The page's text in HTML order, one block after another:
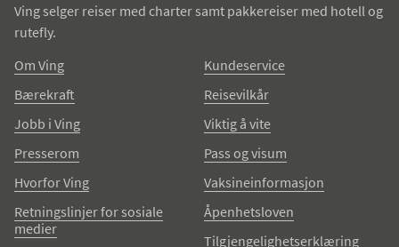
Ving selger reiser med charter samt pakkereiser med hotell og
rutefly.
Om Ving
Bærekraft
Jobb i Ving
Presserom
Hvorfor Ving
Retningslinjer for sosiale
medier
Kundeservice
Reisevilkår
Viktig å vite
Pass og visum
Vaksineinformasjon
Åpenhetsloven
Tilgjengelighetserklæring